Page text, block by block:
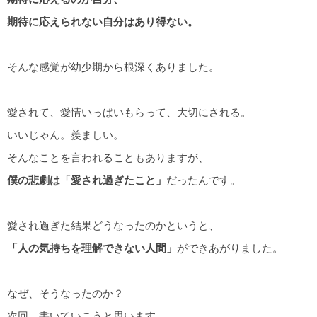
期待に応えられない自分はあり得ない。
そんな感覚が幼少期から根深くありました。
愛されて、愛情いっぱいもらって、大切にされる。
いいじゃん。羨ましい。
そんなことを言われることもありますが、
僕の悲劇は「愛され過ぎたこと」 だったんです。
愛され過ぎた結果どうなったのかというと、
「人の気持ちを理解できない人間」 ができあがりました。
なぜ、そうなったのか？